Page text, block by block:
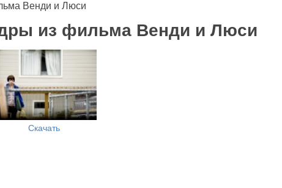
Венди и Люси
из фильма Венди и Люси
Скачать